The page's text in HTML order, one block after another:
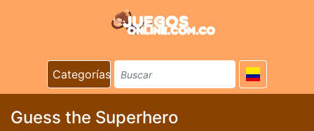
Categorías
Guess the Superhero